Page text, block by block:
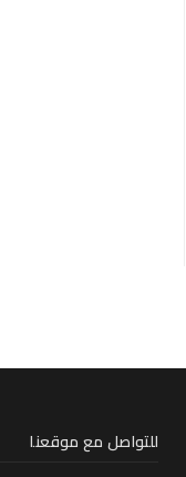
للتواصل مع موقعنا